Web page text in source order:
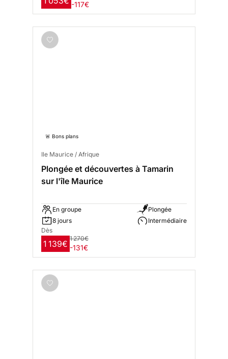
-117€
🚨 Bons plans
Ile Maurice / Afrique
Plongée et découvertes à Tamarin
sur l'île Maurice
En groupe
8 jours
Plongée
Intermédiaire
Dès
1 139€
1 270€
-131€